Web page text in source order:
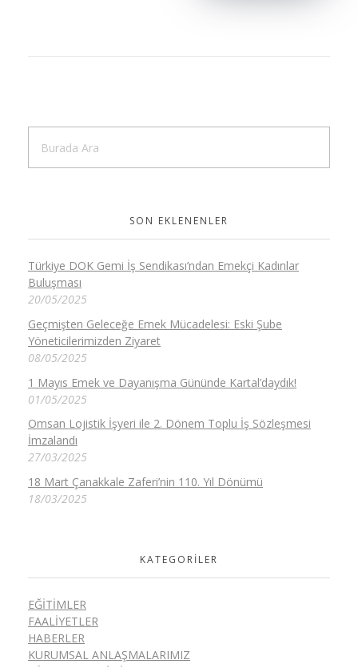
SON EKLENENLER
Türkiye DOK Gemi İş Sendikası’ndan Emekçi Kadınlar
Buluşması
20/05/2025
Geçmişten Geleceğe Emek Mücadelesi: Eski Şube
Yöneticilerimizden Ziyaret
08/05/2025
1 Mayıs Emek ve Dayanışma Gününde Kartal’daydık!
01/05/2025
Omsan Lojistik İşyeri ile 2. Dönem Toplu İş Sözleşmesi
İmzalandı
27/03/2025
18 Mart Çanakkale Zaferi’nin 110. Yıl Dönümü
18/03/2025
KATEGORILER
EĞITIMLER
FAALIYETLER
HABERLER
KURUMSAL ANLAŞMALARIMIZ